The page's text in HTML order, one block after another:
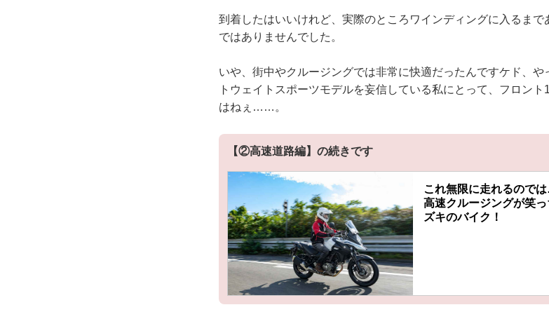
到着したはいいけれど、実際のところワインディングに入るま
ではありませんでした。
いや、街中やクルージングでは非常に快適だったんですケド、や
トウェイトスポーツモデルを妄信している私にとって、フロン
はねぇ……。
【②高速道路編】の続きです
これ無限に走れるので
高速クルージングが笑
ズキのバイク！